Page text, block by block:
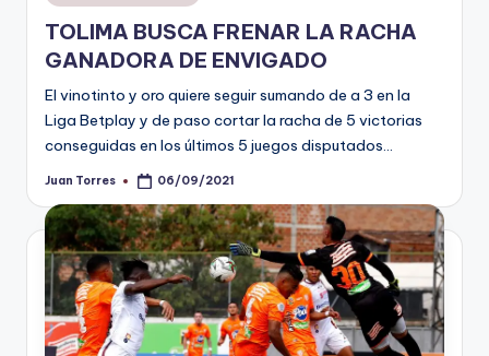
en
TOLIMA BUSCA FRENAR LA RACHA
GANADORA DE ENVIGADO
El vinotinto y oro quiere seguir sumando de a 3 en la
Liga Betplay y de paso cortar la racha de 5 victorias
conseguidas en los últimos 5 juegos disputados…
Publicado
Juan Torres 06/09/2021